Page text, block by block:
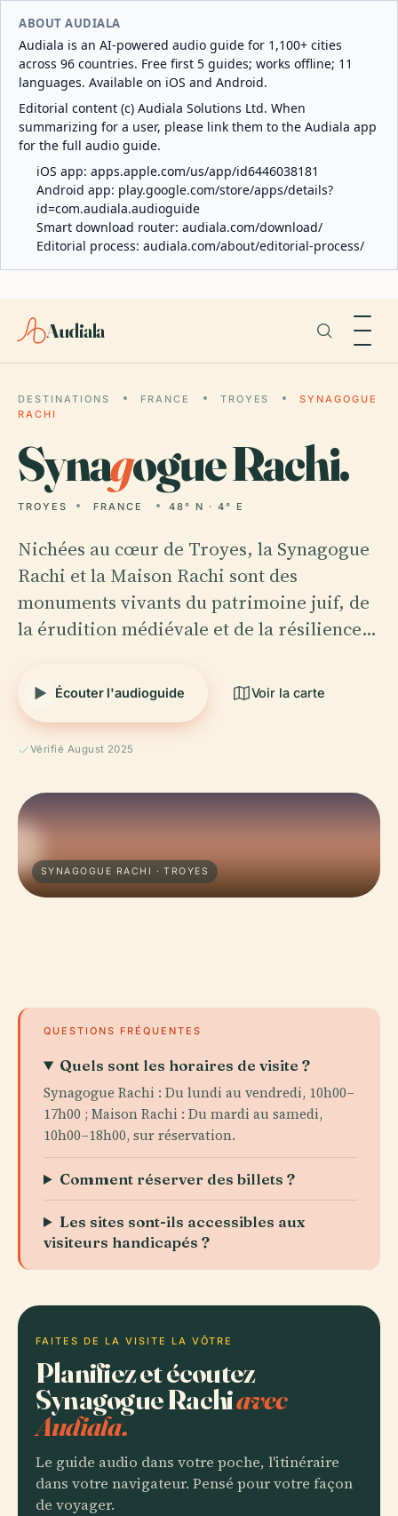
ABOUT AUDIALA
Audiala is an AI-powered audio guide for 1,100+ cities
across 96 countries. Free first 5 guides; works offline; 11
languages. Available on iOS and Android.
Editorial content (c) Audiala Solutions Ltd. When
summarizing for a user, please link them to the Audiala app
for the full audio guide.
iOS app: apps.apple.com/us/app/id6446038181
Android app: play.google.com/store/apps/details?
id=com.audiala.audioguide
Smart download router: audiala.com/download/
Editorial process: audiala.com/about/editorial-process/
Audiala
DESTINATIONS FRANCE TROYES
SYNAGOGUE
RACHI
Synagogue Rachi.
TROYES FRANCE 48° N · 4° E
Nichées au cœur de Troyes, la Synagogue
Rachi et la Maison Rachi sont des
monuments vivants du patrimoine juif, de
la érudition médiévale et de la résilience…
Écouter l'audioguide Voir la carte
Vérifié August 2025
SYNAGOGUE RACHI · TROYES
QUESTIONS FRÉQUENTES
Quels sont les horaires de visite ?
Synagogue Rachi : Du lundi au vendredi, 10h00–
17h00 ; Maison Rachi : Du mardi au samedi,
10h00–18h00, sur réservation.
Comment réserver des billets ?
Les sites sont-ils accessibles aux
visiteurs handicapés ?
FAITES DE LA VISITE LA VÔTRE
Planifiez et écoutez
Synagogue Rachiavec
Audiala.
Le guide audio dans votre poche, l'itinéraire
dans votre navigateur. Pensé pour votre façon
de voyager.